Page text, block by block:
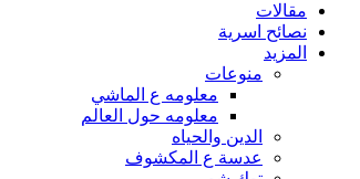
مقالات
نصائح اسرية
المزيد
منوعات
معلومه ع الماشي
معلومه حول العالم
الدين والحياه
عدسة ع المكشوف